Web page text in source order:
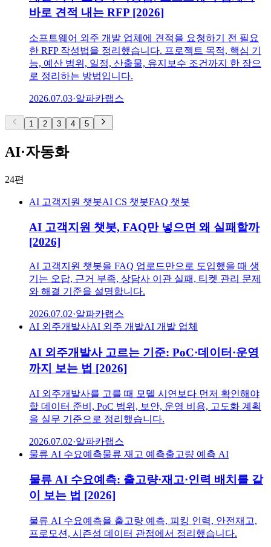
바로 견적 내는 RFP [2026]
소프트웨어 외주 개발 업체에 견적을 요청하기 전 필요
한 RFP 작성법을 정리했습니다. 프로젝트 목적, 핵심 기
능, 예산 범위, 일정, 산출물, 유지보수 조건까지 한 장으
로 정리하는 방법입니다.
2026.07.03·알파카랩스
1 2 3 4 5
AI·자동화
24편
AI 고객지원 챗봇AI CS 챗봇FAQ 챗봇
AI 고객지원 챗봇, FAQ만 넣으면 왜 실패할까
[2026]
AI 고객지원 챗봇을 FAQ 업로드만으로 도입했을 때 생
기는 오답, 근거 부족, 상담사 이관 실패, 티켓 관리 문제
와 해결 기준을 설명합니다.
2026.07.02·알파카랩스
AI 외주개발사AI 외주 개발AI 개발 업체
AI 외주개발사 고르는 기준: PoC·데이터·운영
까지 보는 법 [2026]
AI 외주개발사를 고를 때 모델 시연보다 먼저 확인해야
할 데이터 준비, PoC 범위, 보안, 운영 비용, 고도화 계획
을 실무 기준으로 정리했습니다.
2026.07.02·알파카랩스
물류 AI 수요예측물류 재고 예측출고량 예측 AI
물류 AI 수요예측: 출고량·재고·인력 배치를 같
이 보는 법 [2026]
물류 AI 수요예측을 출고량 예측, 피킹 인력, 안전재고,
프로모션, 시즌성 데이터 관점에서 정리했습니다.